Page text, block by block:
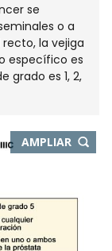
se
o a
la vejiga
específico es
grado es 1, 2,
AMPLIAR-
ABRE